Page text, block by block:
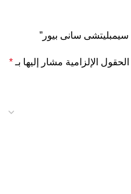
سانى بيور”
الحقول الإلزامية مشار إليها بـ *